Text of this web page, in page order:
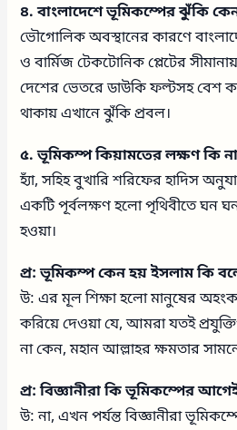
৪. বাংলাদেশে ভূমিকম্পের ঝুঁকি
ভৌগোলিক অবস্থানের কারণে
ও বার্মিজ টেকটোনিক প্লেটের
দেশের ভেতরে ডাউকি ফল্টসহ বেশ
থাকায় এখানে ঝুঁকি প্রবল।
৫. ভূমিকম্প কিয়ামতের লক্ষণ কি
হ্যাঁ, সহিহ বুখারি শরিফের হাদিস
একটি পূর্বলক্ষণ হলো পৃথিবীতে ঘন
হওয়া।
প্র: ভূমিকম্প কেন হয় ইসলাম কি
উ: এর মূল শিক্ষা হলো মানুষের
করিয়ে দেওয়া যে, আমরা যতই
না কেন, মহান আল্লাহর ক্ষমতার
প্র: বিজ্ঞানীরা কি ভূমিকম্পের
উ: না, এখন পর্যন্ত বিজ্ঞানীরা